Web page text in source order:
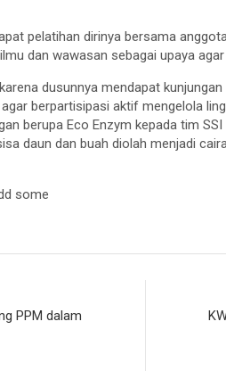
pelatihan dirinya bersama
dan wawasan sebagai upaya
dusunnya mendapat
berpartisipasi aktif mengelola
berupa Eco Enzym kepada tim
daun dan buah diolah menjadi
some
PPM dalam